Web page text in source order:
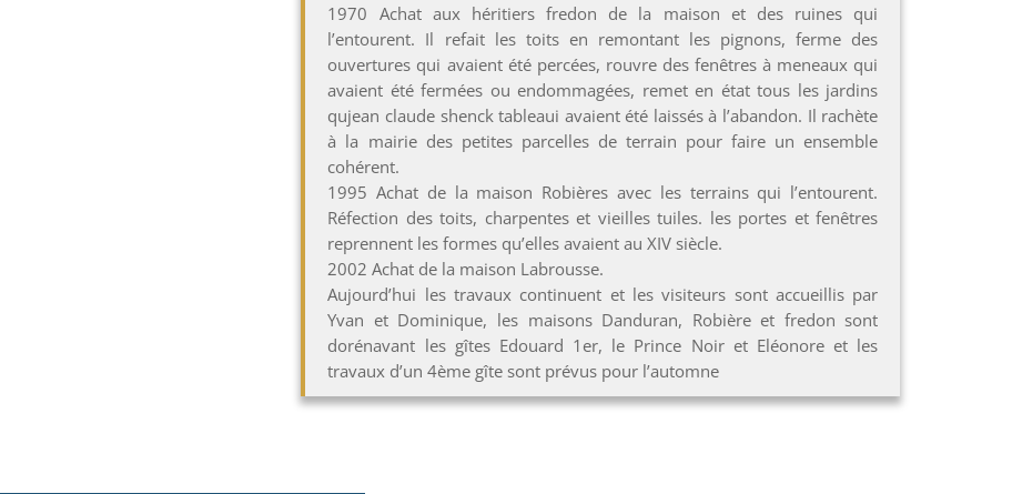
1970 Achat aux héritiers fredon de la maison et des ruines qui
l’entourent. Il refait les toits en remontant les pignons, ferme des
ouvertures qui avaient été percées, rouvre des fenêtres à meneaux qui
avaient été fermées ou endommagées, remet en état tous les jardins
qujean claude shenck tableaui avaient été laissés à l’abandon. Il rachète
à la mairie des petites parcelles de terrain pour faire un ensemble
cohérent.
1995 Achat de la maison Robières avec les terrains qui l’entourent.
Réfection des toits, charpentes et vieilles tuiles. les portes et fenêtres
reprennent les formes qu’elles avaient au XIV siècle.
2002 Achat de la maison Labrousse.
Aujourd’hui les travaux continuent et les visiteurs sont accueillis par
Yvan et Dominique, les maisons Danduran, Robière et fredon sont
dorénavant les gîtes Edouard 1er, le Prince Noir et Eléonore et les
travaux d’un 4ème gîte sont prévus pour l’automne